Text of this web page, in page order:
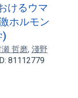
けるウマ
ホルモン
)
哲磨, 淺野
81112779